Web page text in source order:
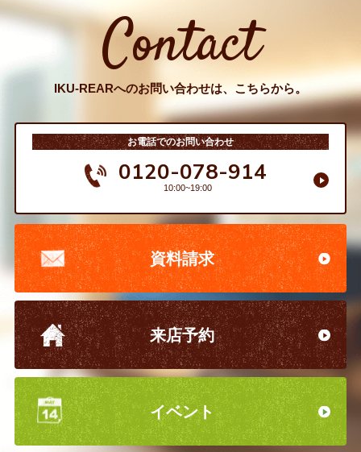
Contact
IKU-REARへのお問い合わせは、こちらから。
お電話でのお問い合わせ
0120-078-914
10:00~19:00
資料請求
来店予約
イベント